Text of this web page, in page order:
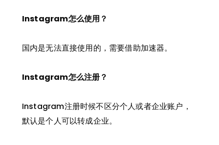
Instagram怎么使用？
国内是无法直接使用的，需要借助加速器。
Instagram怎么注册？
Instagram注册时候不区分个人或者企业账户，
默认是个人可以转成企业。